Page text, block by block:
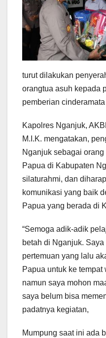
turut dilakukan
orangtua asuh kepada
pemberian
Kapolres Nganjuk,
M.I.K. mengatakan,
Nganjuk sebagai
Papua di Kabupaten
silaturahmi, dan
komunikasi yang baik
Papua yang berada di
“Semoga adik-adik
betah di Nganjuk.
pertemuan yang lalu
Papua untuk ke
namun saya mohon
saya belum bisa
padatnya kegiatan,
Mumpung saat ini ada